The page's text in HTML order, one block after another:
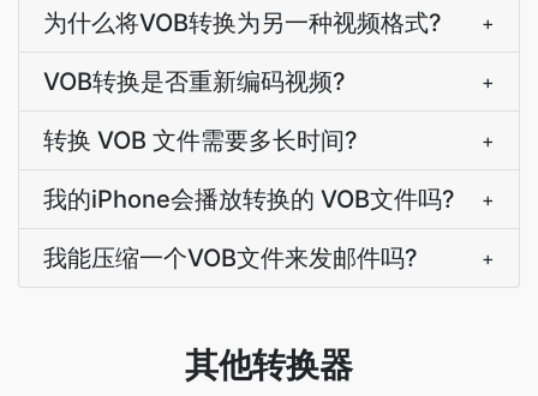
为什么将VOB转换为另一种视频格式? +
VOB转换是否重新编码视频? +
转换 VOB 文件需要多长时间? +
我的iPhone会播放转换的 VOB文件吗? +
我能压缩一个VOB文件来发邮件吗? +
其他转换器